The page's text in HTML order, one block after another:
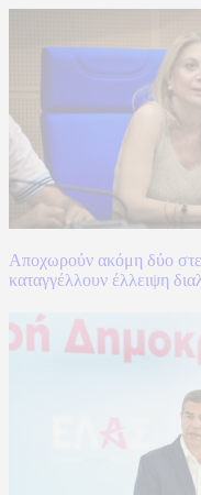
Αποχωρούν ακόμη δύο
καταγγέλλουν έλλειψη